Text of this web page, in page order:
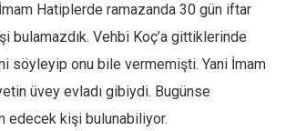
Hatiplerde ramazanda 30 gün iftar
bulamazdık. Vehbi Koç’a gittiklerinde
söyleyip onu bile vermemişti. Yani İmam
üvey evladı gibiydi. Bugünse
edecek kişi bulunabiliyor.